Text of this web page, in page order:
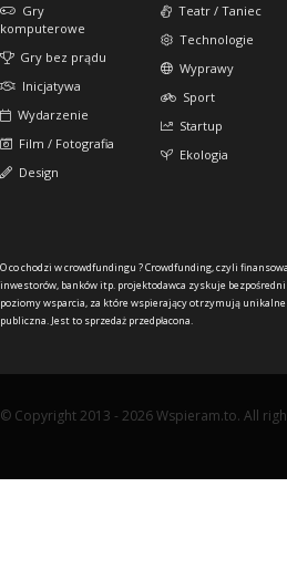
Gry
komputerowe
Gry bez prądu
Inicjatywa
Wydarzenie
Film / Fotografia
Design
Teatr / Taniec
Technologie
Wyprawy
Sport
Startup
Ekologia
O co chodzi w crowdfundingu ?Crowdfunding, czyli
inwestorów, banków itp. projektodawca zyskuje
poziomy wsparcia, za które wspierający otrzymują
publiczna. Jest to sprzedaż przedpłacona.
© Copyright 2013 - 2026 Wspieram.to. All